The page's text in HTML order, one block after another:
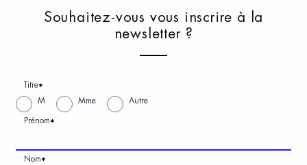
Souhaitez-vous vous i nscrire à
a
newsletter ?
Titre*
M Mme Autre
Prénom*
Nom*